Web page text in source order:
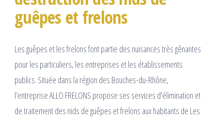
guêpes et frelons
Les guêpes et les frelons font partie des nuisances très gênantes
pour les particuliers, les entreprises et les établissements
publics. Située dans la région des Bouches-du-Rhône,
l’entreprise ALLO FRELONS propose ses services d’élimination et
de traitement des nids de guêpes et frelons aux habitants de Les